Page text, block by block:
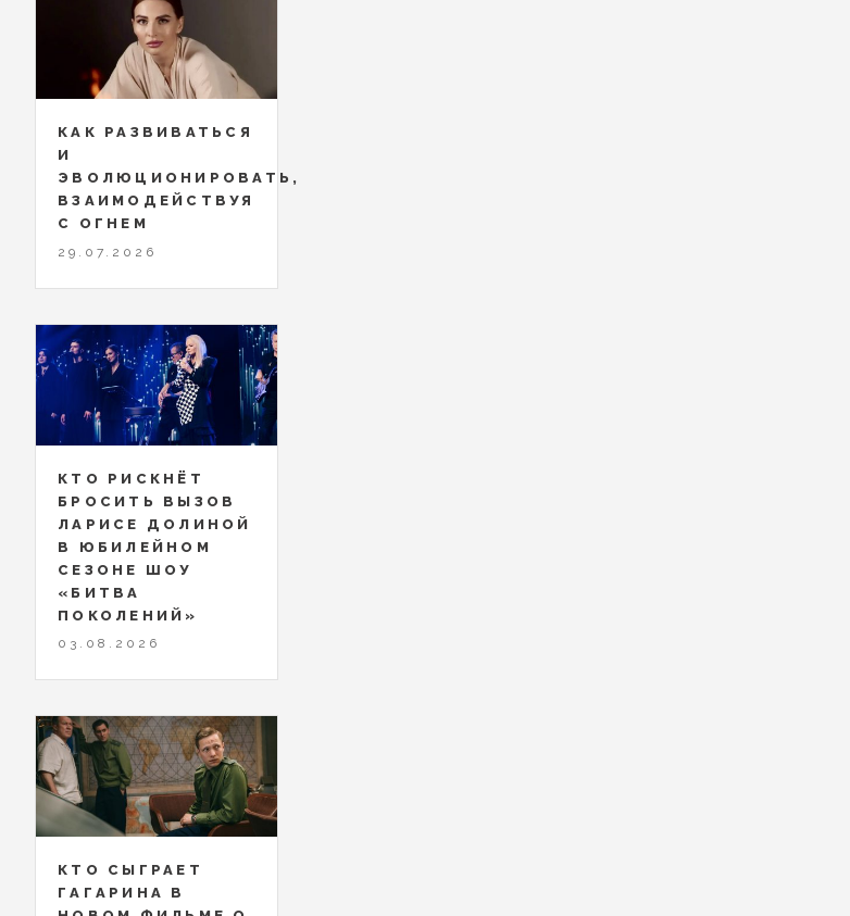
КАК РАЗВИВАТЬСЯ
И
ЭВОЛЮЦИОНИРОВАТЬ,
ВЗАИМОДЕЙСТВУЯ
С ОГНЕМ
29.07.2026
КТО РИСКНЁТ
БРОСИТЬ ВЫЗОВ
ЛАРИСЕ ДОЛИНОЙ
В ЮБИЛЕЙНОМ
СЕЗОНЕ ШОУ
«БИТВА
ПОКОЛЕНИЙ»
03.08.2026
КТО СЫГРАЕТ
ГАГАРИНА В